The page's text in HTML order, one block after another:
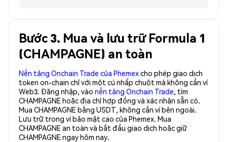
Bước 3. Mua và lưu trữ Formula 1
(CHAMPAGNE) an toàn
Nền tảng Onchain Trade của Phemexcho phép giao dịch
token on-chain chỉ với một cú nhấp chuột mà không cần ví
Web3. Đăng nhập, vào nền tảng Onchain Trade, tìm
CHAMPAGNE hoặc địa chỉ hợp đồng và xác nhận sẵn có.
Mua CHAMPAGNE bằng USDT, không cần ví bên ngoài.
Lưu trữ trong ví bảo mật cao của Phemex. Mua
CHAMPAGNE an toàn và bắt đầu giao dịch hoặc giữ
CHAMPAGNE ngay hôm nay.